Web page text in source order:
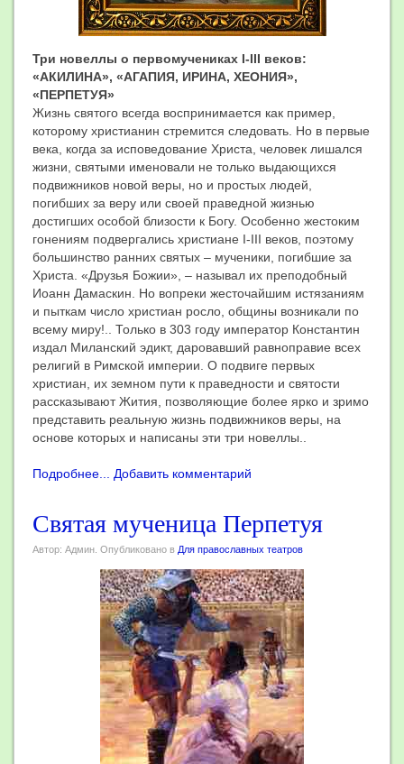
Три новеллы о первомучениках I-III веков:
«АКИЛИНА», «АГАПИЯ, ИРИНА, ХЕОНИЯ»,
«ПЕРПЕТУЯ»
Жизнь святого всегда воспринимается как пример,
которому христианин стремится следовать. Но в первые
века, когда за исповедование Христа, человек лишался
жизни, святыми именовали не только выдающихся
подвижников новой веры, но и простых людей,
погибших за веру или своей праведной жизнью
достигших особой близости к Богу. Особенно жестоким
гонениям подвергались христиане I-III веков, поэтому
большинство ранних святых – мученики, погибшие за
Христа. «Друзья Божии», – называл их преподобный
Иоанн Дамаскин. Но вопреки жесточайшим истязаниям
и пыткам число христиан росло, общины возникали по
всему миру!.. Только в 303 году император Константин
издал Миланский эдикт, даровавший равноправие всех
религий в Римской империи. О подвиге первых
христиан, их земном пути к праведности и святости
рассказывают Жития, позволяющие более ярко и зримо
представить реальную жизнь подвижников веры, на
основе которых и написаны эти три новеллы..
Подробнее... Добавить комментарий
Святая мученица Перпетуя
Автор: Админ. Опубликовано в Для православных театров